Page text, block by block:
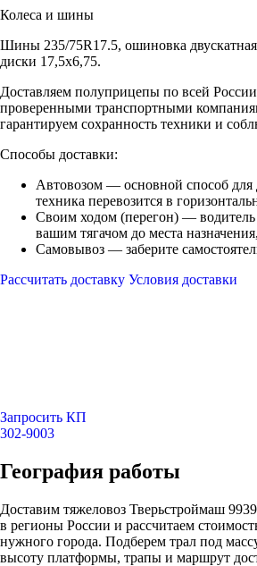
Колеса и шины
Шины 235/75R17.5, ошиновка
диски 17,5х6,75.
Доставляем полуприцепы по всей
проверенными транспортными
гарантируем сохранность техники и
Способы доставки:
Автовозом — основной способ для
техника перевозится в
Своим ходом (перегон) — водитель
вашим тягачом до места назначения,
Самовывоз — заберите
Рассчитать доставку Условия доставки
Запросить КП
302-9003
География работы
Доставим тяжеловоз Тверьстроймаш
в регионы России и рассчитаем
нужного города. Подберем трал под
высоту платформы, трапы и маршрут